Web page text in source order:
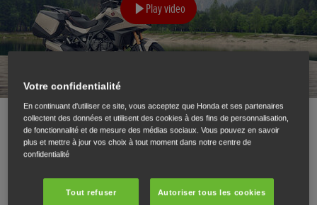
Play video
Votre confidentialité
En continuant d'utiliser ce site, vous acceptez que Honda et ses partenaires
collectent des données et utilisent des cookies à des fins de personnalisation,
de fonctionnalité et de mesure des médias sociaux. Vous pouvez en savoir
plus et mettre à jour vos choix à tout moment dans notre centre de
confidentialité
Tout refuser Autoriser tous les cookies